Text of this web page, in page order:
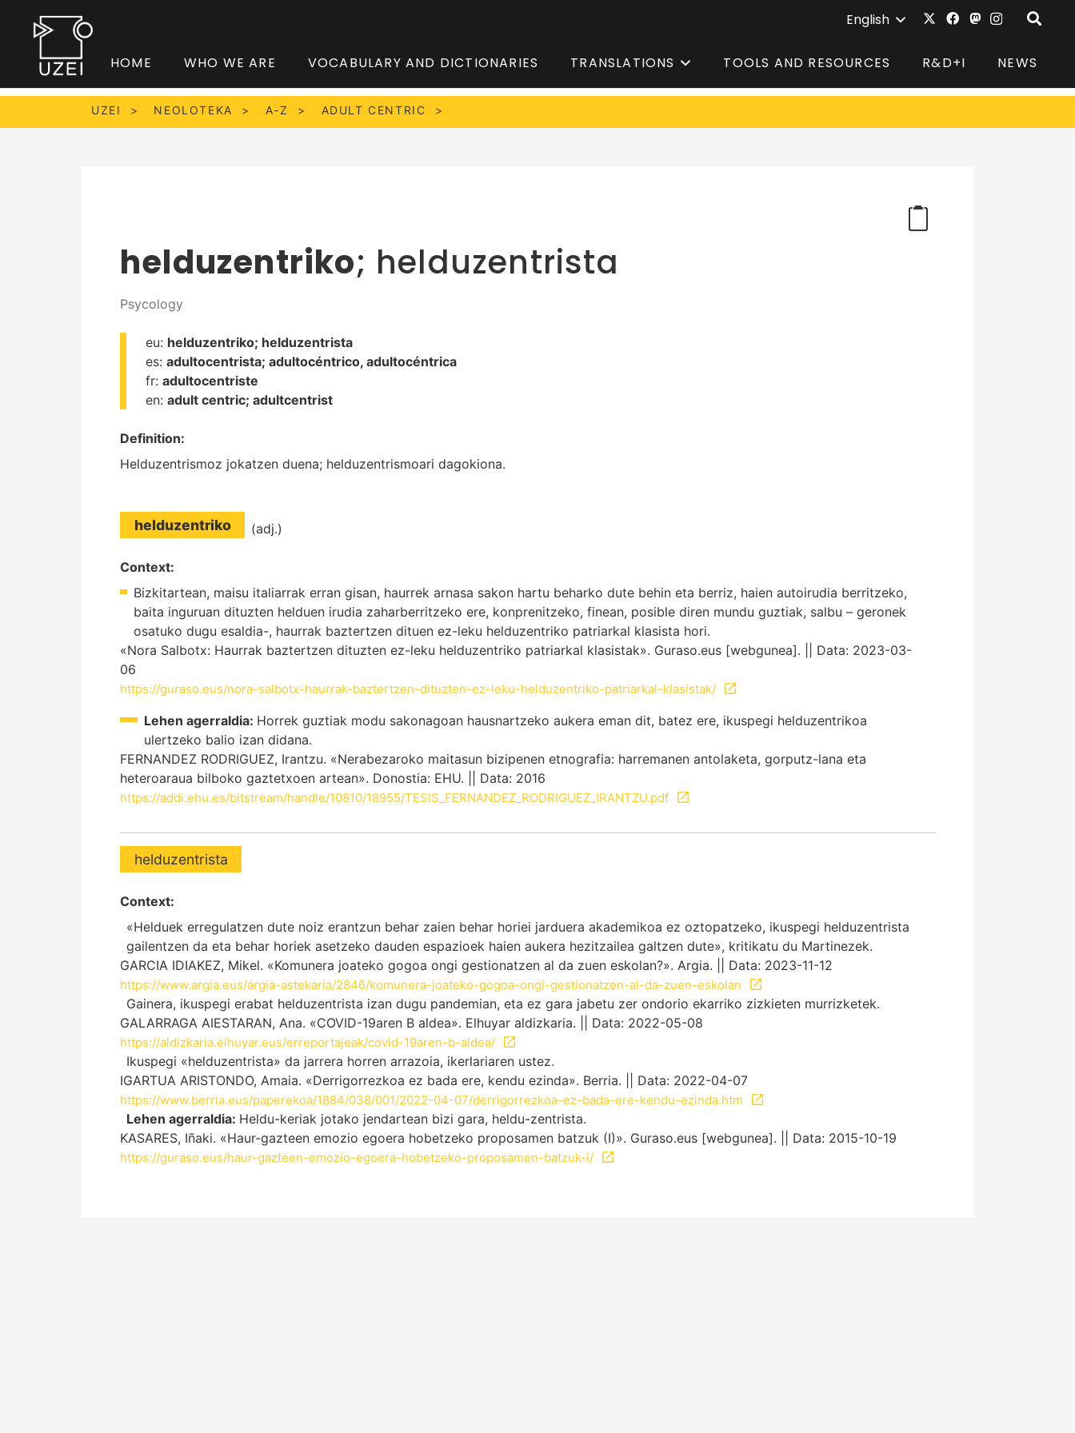
English
HOME WHO WE ARE VOCABULARY AND DICTIONARIES TRANSLATIONS TOOLS AND RESOURCES R&D+I NEWS
UZEI NEOLOTEKA A-Z ADULT CENTRIC
helduzentriko; helduzentrista
Psycology
eu: helduzentriko; helduzentrista
es: adultocentrista; adultocéntrico, adultocéntrica
fr: adultocentriste
en: adult centric; adultcentrist
Definition:
Helduzentrismoz jokatzen duena; helduzentrismoari dagokiona.
helduzentriko (adj.)
Context:
Bizkitartean, maisu italiarrak erran gisan, haurrek arnasa sakon hartu beharko dute behin eta berriz, haien autoirudia berritzeko,
baita inguruan dituzten helduen irudia zaharberritzeko ere, konprenitzeko, finean, posible diren mundu guztiak, salbu – geronek
osatuko dugu esaldia-, haurrak baztertzen dituen ez-leku helduzentriko patriarkal klasista hori.
«Nora Salbotx: Haurrak baztertzen dituzten ez-leku helduzentriko patriarkal klasistak». Guraso.eus [webgunea]. || Data: 2023-03-
06
https://guraso.eus/nora-salbotx-haurrak-baztertzen-dituzten-ez-leku-helduzentriko-patriarkal-klasistak/
Lehen agerraldia: Horrek guztiak modu sakonagoan hausnartzeko aukera eman dit, batez ere, ikuspegi helduzentrikoa
ulertzeko balio izan didana.
FERNANDEZ RODRIGUEZ, Irantzu. «Nerabezaroko maitasun bizipenen etnografia: harremanen antolaketa, gorputz-lana eta
heteroaraua bilboko gaztetxoen artean». Donostia: EHU. || Data: 2016
https://addi.ehu.es/bitstream/handle/10810/18955/TESIS_FERNANDEZ_RODRIGUEZ_IRANTZU.pdf
helduzentrista
Context:
«Helduek erregulatzen dute noiz erantzun behar zaien behar horiei jarduera akademikoa ez oztopatzeko, ikuspegi helduzentrista
gailentzen da eta behar horiek asetzeko dauden espazioek haien aukera hezitzailea galtzen dute», kritikatu du Martinezek.
GARCIA IDIAKEZ, Mikel. «Komunera joateko gogoa ongi gestionatzen al da zuen eskolan?». Argia. || Data: 2023-11-12
https://www.argia.eus/argia-astekaria/2846/komunera-joateko-gogoa-ongi-gestionatzen-al-da-zuen-eskolan
Gainera, ikuspegi erabat helduzentrista izan dugu pandemian, eta ez gara jabetu zer ondorio ekarriko zizkieten murrizketek.
GALARRAGA AIESTARAN, Ana. «COVID-19aren B aldea». Elhuyar aldizkaria. || Data: 2022-05-08
https://aldizkaria.elhuyar.eus/erreportajeak/covid-19aren-b-aldea/
Ikuspegi «helduzentrista» da jarrera horren arrazoia, ikerlariaren ustez.
IGARTUA ARISTONDO, Amaia. «Derrigorrezkoa ez bada ere, kendu ezinda». Berria. || Data: 2022-04-07
https://www.berria.eus/paperekoa/1884/038/001/2022-04-07/derrigorrezkoa-ez-bada-ere-kendu-ezinda.htm
Lehen agerraldia: Heldu-keriak jotako jendartean bizi gara, heldu-zentrista.
KASARES, Iñaki. «Haur-gazteen emozio egoera hobetzeko proposamen batzuk (I)». Guraso.eus [webgunea]. || Data: 2015-10-19
https://guraso.eus/haur-gazteen-emozio-egoera-hobetzeko-proposamen-batzuk-i/